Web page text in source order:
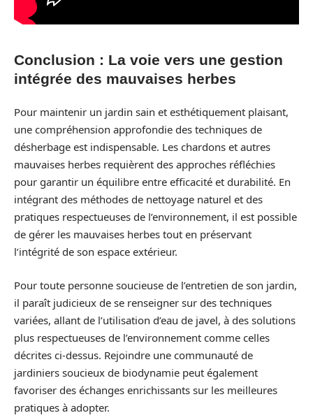
Conclusion : La voie vers une gestion
intégrée des mauvaises herbes
Pour maintenir un jardin sain et esthétiquement plaisant,
une compréhension approfondie des techniques de
désherbage est indispensable. Les chardons et autres
mauvaises herbes requièrent des approches réfléchies
pour garantir un équilibre entre efficacité et durabilité. En
intégrant des méthodes de nettoyage naturel et des
pratiques respectueuses de l’environnement, il est possible
de gérer les mauvaises herbes tout en préservant
l’intégrité de son espace extérieur.
Pour toute personne soucieuse de l’entretien de son jardin,
il paraît judicieux de se renseigner sur des techniques
variées, allant de l’utilisation d’eau de javel, à des solutions
plus respectueuses de l’environnement comme celles
décrites ci-dessus. Rejoindre une communauté de
jardiniers soucieux de biodynamie peut également
favoriser des échanges enrichissants sur les meilleures
pratiques à adopter.